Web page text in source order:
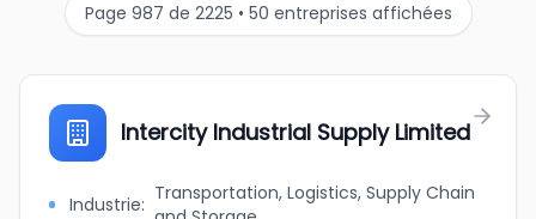
Page 987 de 2225 • 50 entreprises affichées
Intercity Industrial Supply Limited
Industrie: Transportation, Logistics, Supply Chain